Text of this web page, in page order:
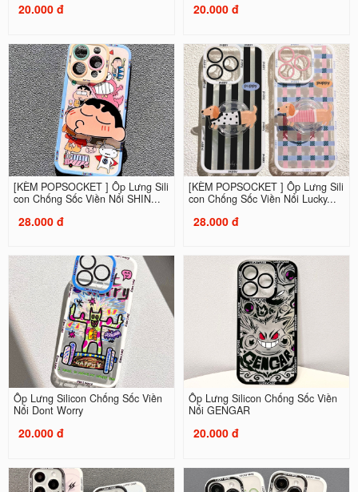
20.000 đ 20.000 đ
[KÈM POPSOCKET ] Ốp Lưng Sili
con Chống Sốc Viền Nổi SHIN...
28.000 đ
[KÈM POPSOCKET ] Ốp Lưng Sili
con Chống Sốc Viền Nổi Lucky...
28.000 đ
Ốp Lưng Silicon Chống Sốc Viền
Nổi Dont Worry
20.000 đ
Ốp Lưng Silicon Chống Sốc Viền
Nổi GENGAR
20.000 đ